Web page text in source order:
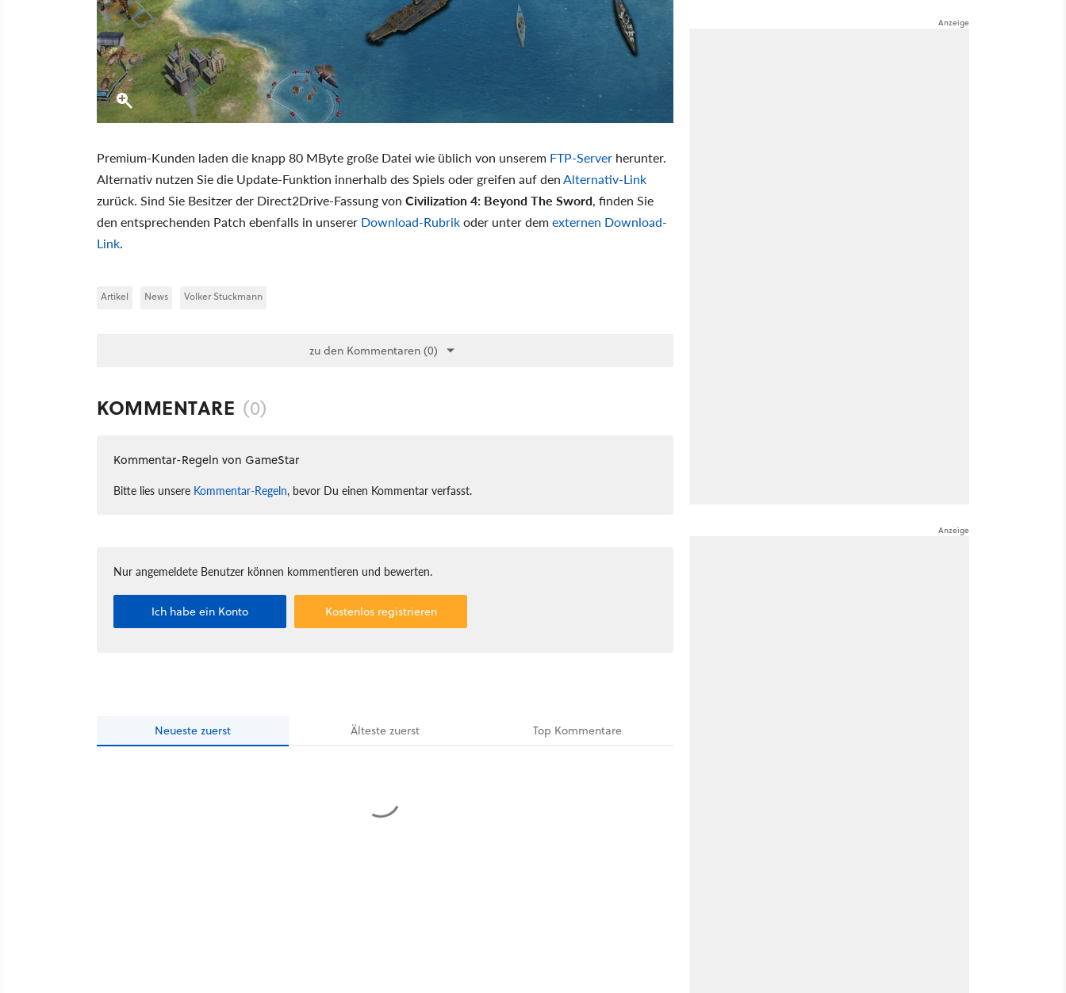
Premium-Kunden laden die knapp 80 MByte große Datei wie üblich von unserem FTP-Server herunter.
Alternativ nutzen Sie die Update-Funktion innerhalb des Spiels oder greifen auf denAlternativ-Link
zurück. Sind Sie Besitzer der Direct2Drive-Fassung von Civilization 4: Beyond The Sword, finden Sie
den entsprechenden Patch ebenfalls in unserer Download-Rubrikoder unter demexternen Download-
Link.
Artikel News Volker Stuckmann
zu den Kommentaren (0)
KOMMENTARE (0)
Kommentar-Regeln von GameStar
Bitte lies unsere Kommentar-Regeln, bevor Du einen Kommentar verfasst.
Nur angemeldete Benutzer können kommentieren und bewerten.
Ich habe ein Konto Kostenlos registrieren
Neueste zuerst Ältestezuerst Top Kommentare